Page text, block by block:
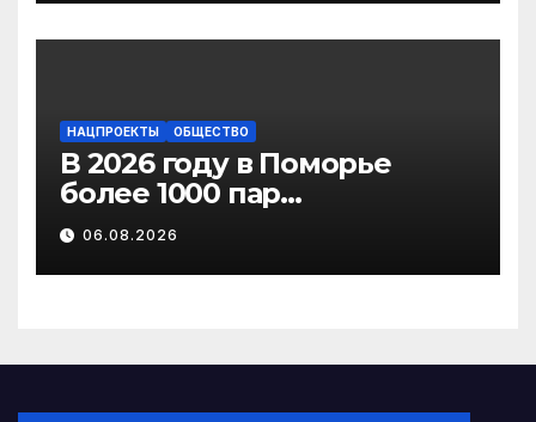
НАЦПРОЕКТЫ ОБЩЕСТВО
В 2026 году в Поморье
более 1000 пар
новобрачных получили
«Сертификат
молодоженов»
06.08.2026